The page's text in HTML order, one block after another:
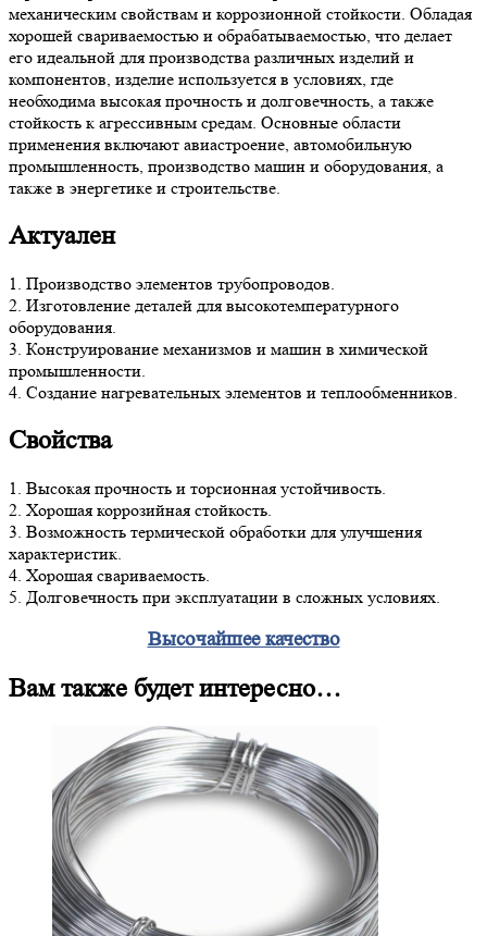
механическим свойствам и коррозионной стойкости. Обладая
хорошей свариваемостью и обрабатываемостью, что делает
его идеальной для производства различных изделий и
компонентов, изделие используется в условиях, где
необходима высокая прочность и долговечность, а также
стойкость к агрессивным средам. Основные области
применения включают авиастроение, автомобильную
промышленность, производство машин и оборудования, а
также в энергетике и строительстве.
Актуален
1. Производство элементов трубопроводов.
2. Изготовление деталей для высокотемпературного
оборудования.
3. Конструирование механизмов и машин в химической
промышленности.
4. Создание нагревательных элементов и теплообменников.
Свойства
1. Высокая прочность и торсионная устойчивость.
2. Хорошая коррозийная стойкость.
3. Возможность термической обработки для улучшения
характеристик.
4. Хорошая свариваемость.
5. Долговечность при эксплуатации в сложных условиях.
Высочайшее качество
Вам также будет интересно…